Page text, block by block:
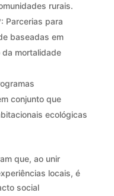
rurais.
Parcerias para
baseadas em
mortalidade
conjunto que
ecológicas
que, ao unir
locais, é
social